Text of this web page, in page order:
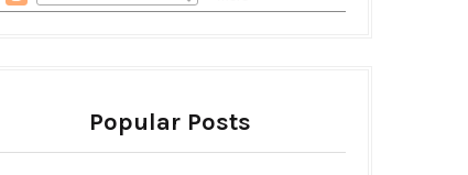
Popular Posts